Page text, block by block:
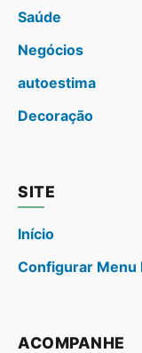
Saúde
Negócios
autoestima
Decoração
SITE
Início
Configurar Menu
ACOMPANHE